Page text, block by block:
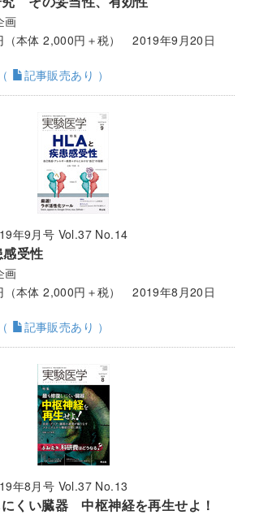
画
（本体 2,000円＋税） 2019年9月20日
記事販売あり ）
年9月号 Vol.37 No.14
受性
画
（本体 2,000円＋税） 2019年8月20日
記事販売あり ）
年8月号 Vol.37 No.13
くい臓器 中枢神経を再生せよ！